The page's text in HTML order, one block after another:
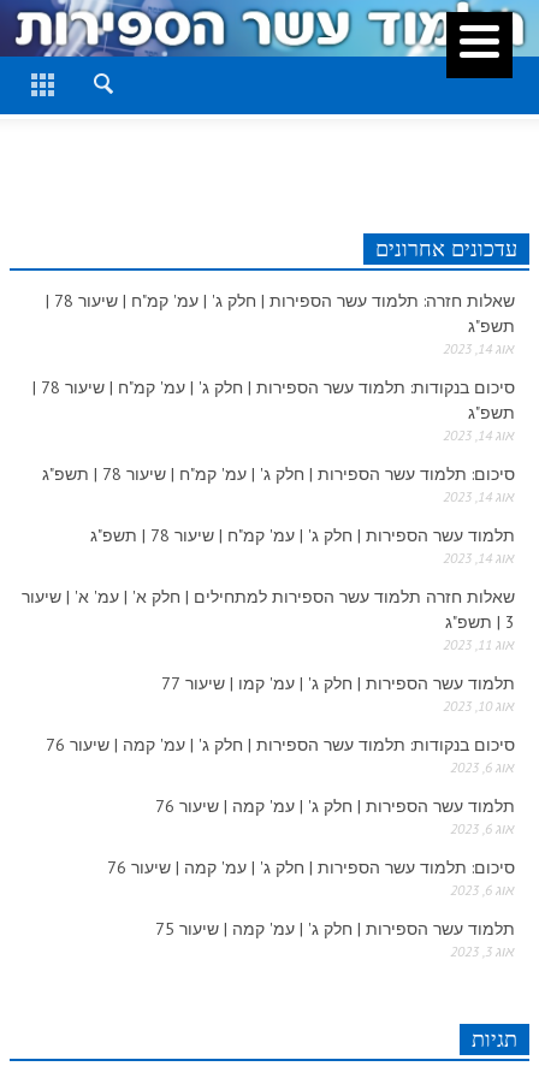
סגור
חלק ג
חלק ה
חלק ז
חלק ט
חלק י
חלק יא
חלק יב
חלק יג
חלק טו
חלק ט"ז
ספרים להורדה
עדכונים אחרונים
שאלות חזרה: תלמוד עשר הספירות | חלק ג' | עמ' קמ"ח | שיעור 78 |
תשפ"ג
אוג 14, 2023
סיכום בנקודות: תלמוד עשר הספירות | חלק ג' | עמ' קמ"ח | שיעור 78 |
תשפ"ג
אוג 14, 2023
סיכום: תלמוד עשר הספירות | חלק ג' | עמ' קמ"ח | שיעור 78 | תשפ"ג
אוג 14, 2023
תלמוד עשר הספירות | חלק ג' | עמ' קמ"ח | שיעור 78 | תשפ"ג
אוג 14, 2023
שאלות חזרה תלמוד עשר הספירות למתחילים | חלק א' | עמ' א' | שיעור
3 | תשפ"ג
אוג 11, 2023
תלמוד עשר הספירות | חלק ג' | עמ' קמו | שיעור 77
אוג 10, 2023
סיכום בנקודות: תלמוד עשר הספירות | חלק ג' | עמ' קמה | שיעור 76
אוג 6, 2023
תלמוד עשר הספירות | חלק ג' | עמ' קמה | שיעור 76
אוג 6, 2023
סיכום: תלמוד עשר הספירות | חלק ג' | עמ' קמה | שיעור 76
אוג 6, 2023
תלמוד עשר הספירות | חלק ג' | עמ' קמה | שיעור 75
אוג 3, 2023
תגיות